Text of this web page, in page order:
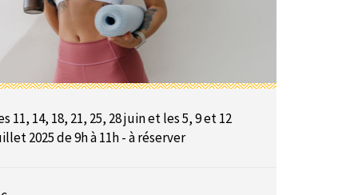
11, 14, 18, 21, 25, 28 juin et les 5, 9 et 12
2025 de 9h à 11h - à réserver